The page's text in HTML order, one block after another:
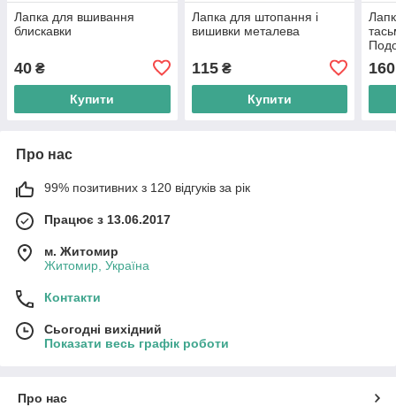
Лапка для вшивання
блискавки
40 ₴
Купити
Лапка для штопання і
вишивки металева
115₴
Купити
160
Про нас
99% позитивних з 120 відгуків за рік
Працює з 13.06.2017
м. Житомир
Житомир, Україна
Контакти
Сьогодні вихідний
Показати весь графік роботи
Про нас